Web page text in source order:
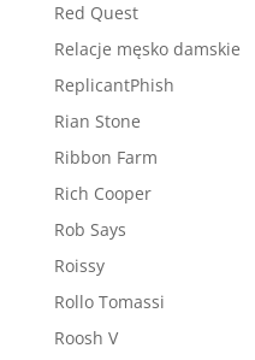
Red Quest
Relacje męsko damskie
ReplicantPhish
Rian Stone
Ribbon Farm
Rich Cooper
Rob Says
Roissy
Rollo Tomassi
Roosh V